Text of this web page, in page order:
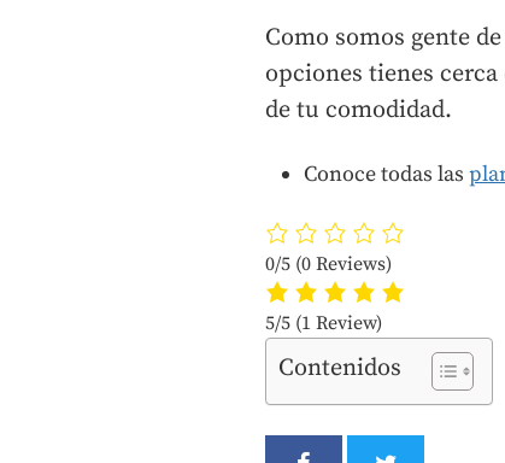
Como somos gente
opciones tienes
de tu comodidad.
Conoce todas las
0/5 (0 Reviews)
5/5 (1 Review)
Contenidos